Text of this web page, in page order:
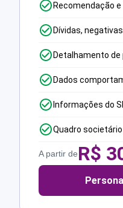
Recomendação
Dívidas,
Detalhamento
Dados
Informações do
Quadro
A partir deR$